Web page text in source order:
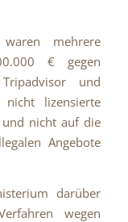
mehrere
€ gegen
und
lizensierte
und nicht auf die
Angebote
darüber
wegen